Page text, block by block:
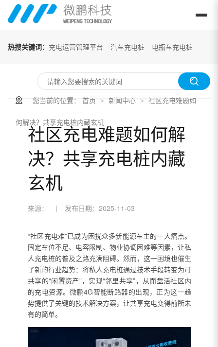
热搜关键词： 充电运营管理平台 汽车充电桩 电瓶车充电桩
您当前的位置： 首页 > 新闻中心 > 社区充电难题如
何解决？共享充电桩内藏玄机
社区充电难题如何解
决？共享充电桩内藏
玄机
来源： | 发布日期： 2025-11-03
“社区充电难”已成为困扰众多新能源车主的一大痛点。
固定车位不足、电容限制、物业协调困难等因素，让私
人充电桩的普及之路充满阻碍。然而，这一困境也催生
了新的行业趋势：将私人充电桩通过技术手段转变为可
共享的“闲置资产”，实现“邻里共享”，从而盘活社区内
的充电资源。微鹏4G智能断路器的出现，正为这一趋
势提供了关键的技术解决方案，让共享充电变得前所未
有的简单。